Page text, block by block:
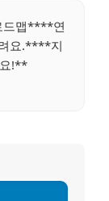
드맵****연
요.****지
!**